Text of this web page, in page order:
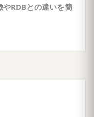
RDBとの違いを簡